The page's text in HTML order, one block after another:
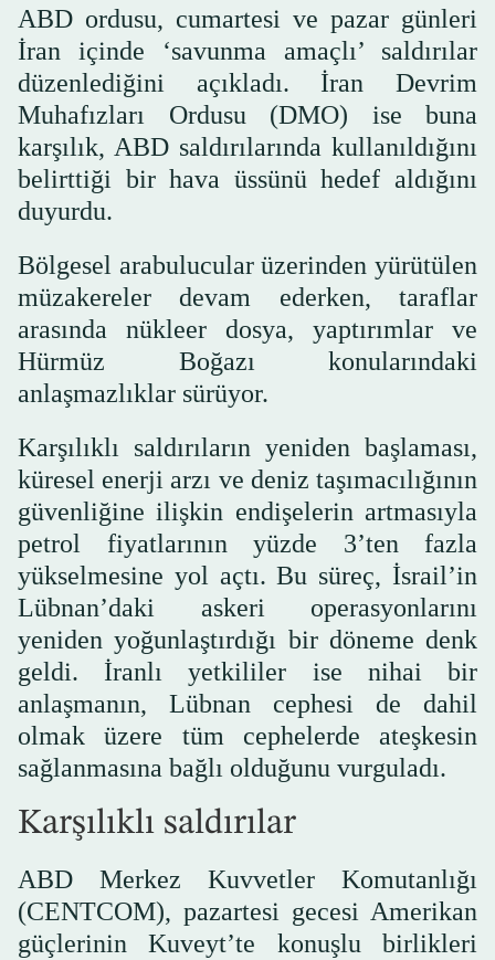
ABD ordusu, cumartesi ve pazar günleri
İran içinde ‘savunma amaçlı’ saldırılar
düzenlediğini açıkladı. İran Devrim
Muhafızları Ordusu (DMO) ise buna
karşılık, ABD saldırılarında kullanıldığını
belirttiği bir hava üssünü hedef aldığını
duyurdu.
Bölgesel arabulucular üzerinden yürütülen
müzakereler devam ederken, taraflar
arasında nükleer dosya, yaptırımlar ve
Hürmüz Boğazı konularındaki
anlaşmazlıklar sürüyor.
Karşılıklı saldırıların yeniden başlaması,
küresel enerji arzı ve deniz taşımacılığının
güvenliğine ilişkin endişelerin artmasıyla
petrol fiyatlarının yüzde 3’ten fazla
yükselmesine yol açtı. Bu süreç, İsrail’in
Lübnan’daki askeri operasyonlarını
yeniden yoğunlaştırdığı bir döneme denk
geldi. İranlı yetkililer ise nihai bir
anlaşmanın, Lübnan cephesi de dahil
olmak üzere tüm cephelerde ateşkesin
sağlanmasına bağlı olduğunu vurguladı.
Karşılıklı saldırılar
ABD Merkez Kuvvetler Komutanlığı
(CENTCOM), pazartesi gecesi Amerikan
güçlerinin Kuveyt’te konuşlu birlikleri